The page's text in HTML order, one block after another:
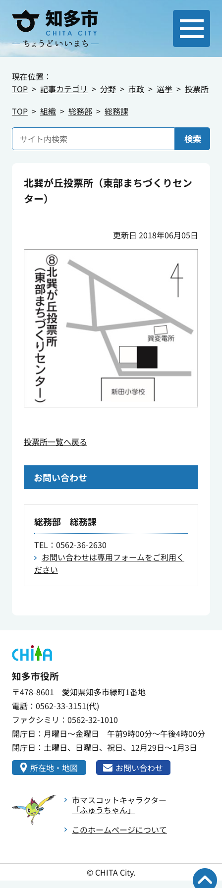
現在位置：
TOP
記事カテゴリ 分野 市政 選挙
投票所
TOP
組織 総務部 総務課
検索
北巽が丘投票所（東部まちづくりセン
ター）
更新日 2018年06月05日
投票所一覧へ戻る
お問い合わせ
総務部 総務課
TEL：0562-36-2630
お問い合わせは専用フォームをご利用く
ださい
知多市役所
〒478-8601 愛知県知多市緑町1番地
電話：0562-33-3151(代)
ファクシミリ：0562-32-1010
開庁日：月曜日～金曜日 午前9時00分～午後4時00分
閉庁日：土曜日、日曜日、祝日、12月29日～1月3日
所在地・地図
お問い合わせ
市マスコットキャラクター
「ふゅうちゃん」
このホームページについて
© CHITA City.